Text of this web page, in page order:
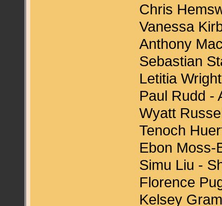
Chris
Vanessa
Anthony
Sebastian
Letitia
Paul Rudd -
Wyatt
Tenoch
Ebon Moss-
Simu Liu -
Florence
Kelsey